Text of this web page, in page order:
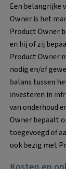
Een belangrijke
Owner is het
Product Owner
en hij of zij
Product Owner
nodig en/of
balans tussen
investeren in
van onderhoud
Owner bepaalt
toegevoegd of
ook bezig met